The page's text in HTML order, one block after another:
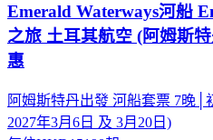
Emerald Waterways河船
之旅 土耳其航空 (阿姆斯
惠
阿姆斯特丹出發 河船套票 7晚│
2027年3月6日 及 3月20日)